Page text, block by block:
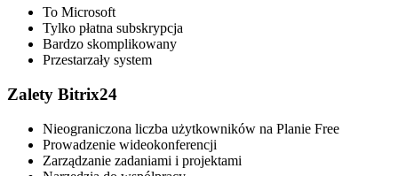
To Microsoft
Tylko płatna subskrypcja
Bardzo skomplikowany
Przestarzały system
Zalety Bitrix24
Nieograniczona liczba użytkowników na Planie Free
Prowadzenie wideokonferencji
Zarządzanie zadaniami i projektami